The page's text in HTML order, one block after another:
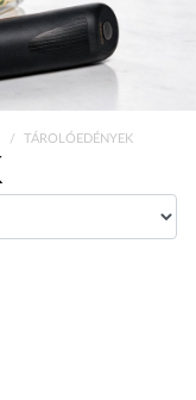
TÁROLÓEDÉNYEK